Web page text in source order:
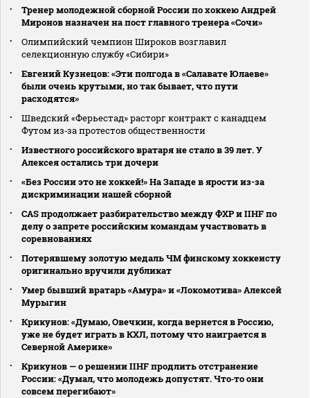
Тренер молодежной сборной России по хоккею Андрей
Миронов назначен на пост главного тренера «Сочи»
Олимпийский чемпион Широков возглавил
селекционную службу «Сибири»
Евгений Кузнецов: «Эти полгода в «Салавате Юлаеве»
были очень крутыми, но так бывает, что пути
расходятся»
Шведский «Ферьестад» расторг контракт с канадцем
Футом из‑за протестов общественности
Известного российского вратаря не стало в 39 лет. У
Алексея остались три дочери
«Без России это не хоккей!» На Западе в ярости из-за
дискриминации нашей сборной
CAS продолжает разбирательство между ФХР и IIHF по
делу о запрете российским командам участвовать в
соревнованиях
Потерявшему золотую медаль ЧМ финскому хоккеисту
оригинально вручили дубликат
Умер бывший вратарь «Амура» и «Локомотива» Алексей
Мурыгин
Крикунов: «Думаю, Овечкин, когда вернется в Россию,
уже не будет играть в КХЛ, потому что наиграется в
Северной Америке»
Крикунов — о решении IIHF продлить отстранение
России: «Думал, что молодежь допустят. Что‑то они
совсем перегибают»